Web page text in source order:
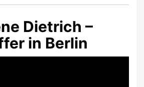
Dietrich –
in Berlin